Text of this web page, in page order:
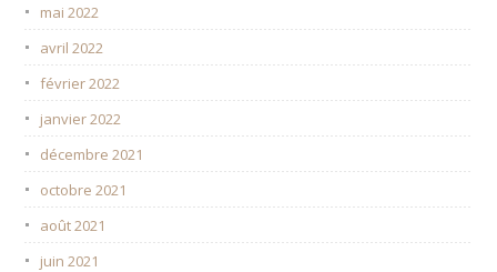
mai 2022
avril 2022
février 2022
janvier 2022
décembre 2021
octobre 2021
août 2021
juin 2021